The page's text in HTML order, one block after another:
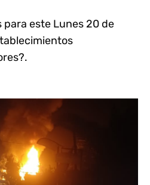
para este Lunes 20 de